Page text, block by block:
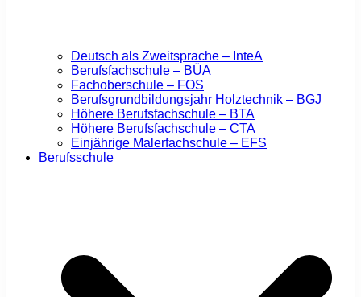
Deutsch als Zweitsprache – InteA
Berufsfachschule – BÜA
Fachoberschule – FOS
Berufsgrundbildungsjahr Holztechnik – BGJ
Höhere Berufsfachschule – BTA
Höhere Berufsfachschule – CTA
Einjährige Malerfachschule – EFS
Berufsschule